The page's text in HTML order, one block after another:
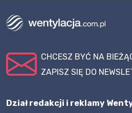
CHCESZ BYĆ NA
ZAPISZ SIĘ DO
Dział redakcji i reklamy